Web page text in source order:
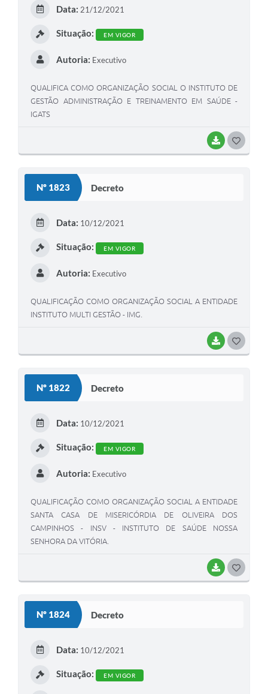
BAIXAR
Data: 21/12/2021
Situação: EM VIGOR
Autoria: Executivo
QUALIFICA COMO ORGANIZAÇÃO SOCIAL O INSTITUTO DE
GESTÃO ADMINISTRAÇÃO E TREINAMENTO EM SAÚDE -
IGATS
Nº 1823 Decreto
BAIXAR
Data: 10/12/2021
Situação: EM VIGOR
Autoria: Executivo
QUALIFICAÇÃO COMO ORGANIZAÇÃO SOCIAL A ENTIDADE
INSTITUTO MULTI GESTÃO - IMG.
Nº 1822 Decreto
BAIXAR
Data: 10/12/2021
Situação: EM VIGOR
Autoria: Executivo
QUALIFICAÇÃO COMO ORGANIZAÇÃO SOCIAL A ENTIDADE
SANTA CASA DE MISERICÓRDIA DE OLIVEIRA DOS
CAMPINHOS - INSV - INSTITUTO DE SAÚDE NOSSA
SENHORA DA VITÓRIA.
Nº 1824 Decreto
Data: 10/12/2021
Situação: EM VIGOR